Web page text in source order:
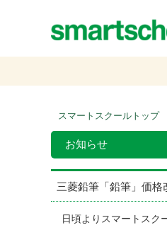
スマートスクールトップ
お知らせ
三菱鉛筆「鉛筆」価格
日頃よりスマートスク